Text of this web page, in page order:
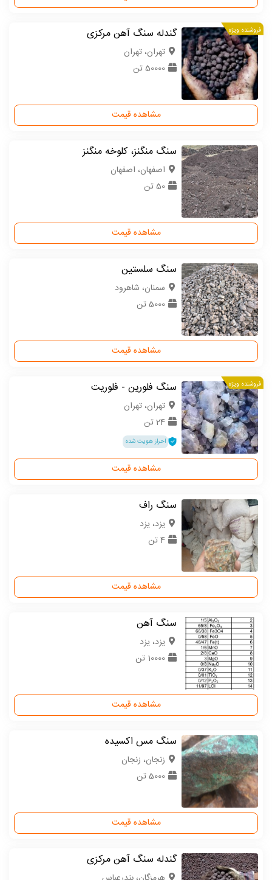
فروشنده ویژه گندله سنگ آهن مرکزی
تهران، تهران
50000 تن
مشاهده قیمت
سنگ منگنز، کلوخه منگنز
اصفهان، اصفهان
50 تن
مشاهده قیمت
سنگ سلستین
سمنان، شاهرود
5000 تن
مشاهده قیمت
فروشنده ویژه سنگ فلورین - فلوریت
تهران، تهران
24 تن
احراز هویت شده
مشاهده قیمت
سنگ راف
یزد، یزد
4 تن
مشاهده قیمت
سنگ آهن
یزد، یزد
10000 تن
مشاهده قیمت
سنگ مس اکسیده
زنجان، زنجان
5000 تن
مشاهده قیمت
گندله سنگ آهن مرکزی